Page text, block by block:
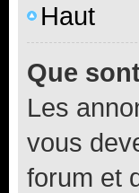
Haut
Que
Les
vous
forum et